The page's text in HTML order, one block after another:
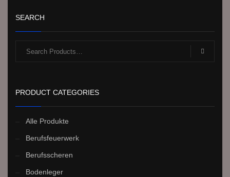
SEARCH
PRODUCT CATEGORIES
Alle Produkte
Berufsfeuerwerk
Berufsscheren
Bodenleger